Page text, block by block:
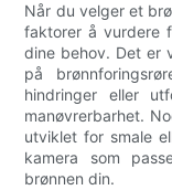
Når du velger et
faktorer å vurdere
dine behov. Det er
på
hindringer eller
manøvrerbarhet.
utviklet for smale
kamera som
brønnen din.